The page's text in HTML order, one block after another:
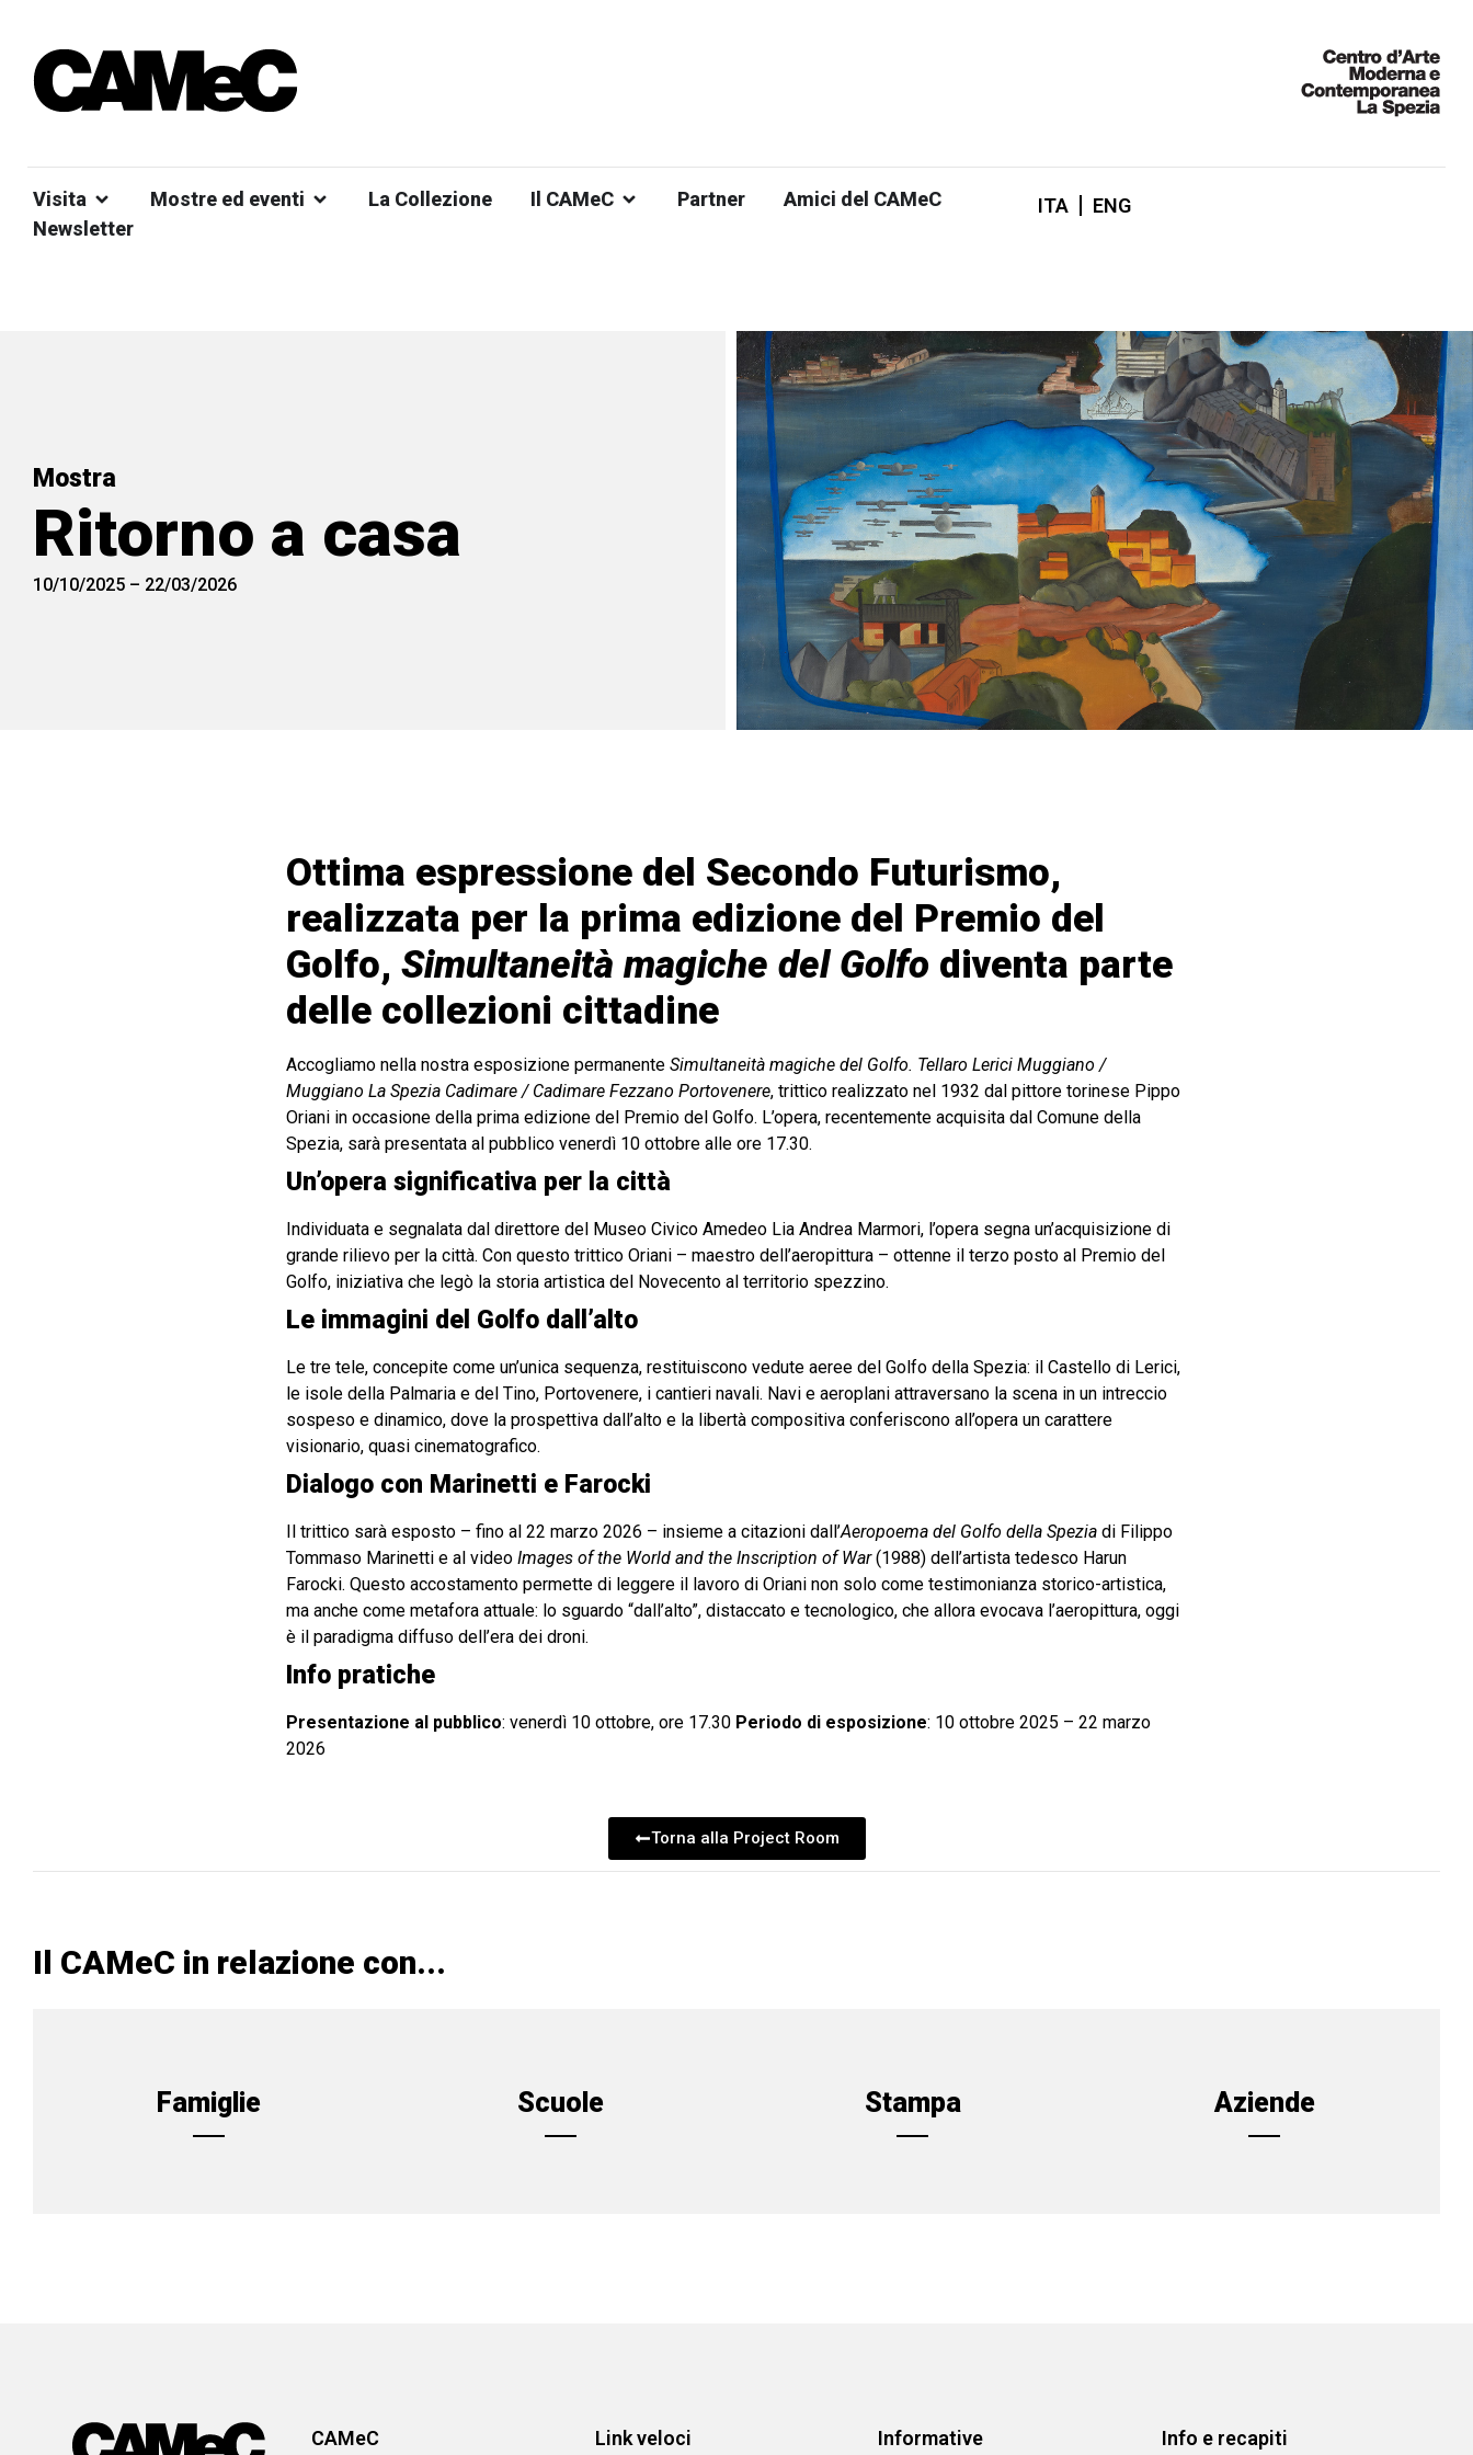
Visita Mostre ed eventi La Collezione Il CAMeC Partner
Amici del CAMeC
Newsletter
ITA ENG
Mostra
Ritorno a casa
10/10/2025 – 22/03/2026
Ottima espressione del Secondo Futurismo,
realizzata per la prima edizione del Premio del
Golfo,Simultaneità magiche del Golfo diventa parte
delle collezioni cittadine
Accogliamo nella nostra esposizione permanenteSimultaneità magiche del Golfo. Tellaro Lerici Muggiano /
Muggiano La Spezia Cadimare / Cadimare Fezzano Portovenere, trittico realizzato nel 1932 dal pittore torinese Pippo
Oriani in occasione della prima edizione del Premio del Golfo. L’opera, recentemente acquisita dal Comune della
Spezia, sarà presentata al pubblico venerdì 10 ottobre alle ore 17.30.
Un’opera significativa per la città
Individuata e segnalata dal direttore del Museo Civico Amedeo Lia Andrea Marmori, l’opera segna un’acquisizione di
grande rilievo per la città. Con questo trittico Oriani – maestro dell’aeropittura – ottenne il terzo posto al Premio del
Golfo, iniziativa che legò la storia artistica del Novecento al territorio spezzino.
Le immagini del Golfo dall’alto
Le tre tele, concepite come un’unica sequenza, restituiscono vedute aeree del Golfo della Spezia: il Castello di Lerici,
le isole della Palmaria e del Tino, Portovenere, i cantieri navali. Navi e aeroplani attraversano la scena in un intreccio
sospeso e dinamico, dove la prospettiva dall’alto e la libertà compositiva conferiscono all’opera un carattere
visionario, quasi cinematografico.
Dialogo con Marinetti e Farocki
Il trittico sarà esposto – fino al 22 marzo 2026 – insieme a citazioni dall’Aeropoema del Golfo della Spezia di Filippo
Tommaso Marinetti e al videoImages of the World and the Inscription of War(1988) dell’artista tedesco Harun
Farocki. Questo accostamento permette di leggere il lavoro di Oriani non solo come testimonianza storico-artistica,
ma anche come metafora attuale: lo sguardo “dall’alto”, distaccato e tecnologico, che allora evocava l’aeropittura, oggi
è il paradigma diffuso dell’era dei droni.
Info pratiche
Presentazione al pubblico: venerdì 10 ottobre, ore 17.30 Periodo di esposizione: 10 ottobre 2025 – 22 marzo
2026
Torna alla Project Room
Il CAMeC in relazione con...
Famiglie Scuole Stampa Aziende
CAMeC Link veloci Informative Info e recapiti